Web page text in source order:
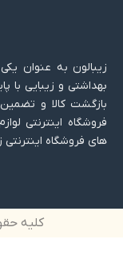
زیبالون به عنوان
بازگشت کالا و
فروشگاه اینترنتی
های فروشگاه اینترنتی
کلیه